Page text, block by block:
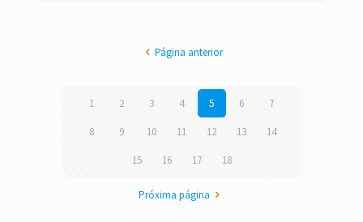
Página anterior
1 2 3 4 5 6 7
8 9 10 11 12 13 14
15 16 17 18
Próxima página